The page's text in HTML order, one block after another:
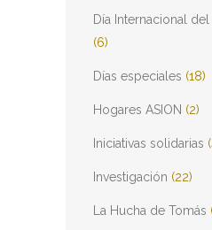
Día Internacional
(6)
Días especiales (18)
Hogares ASION (2)
Iniciativas solidarias
Investigación (22)
La Hucha de Tomás